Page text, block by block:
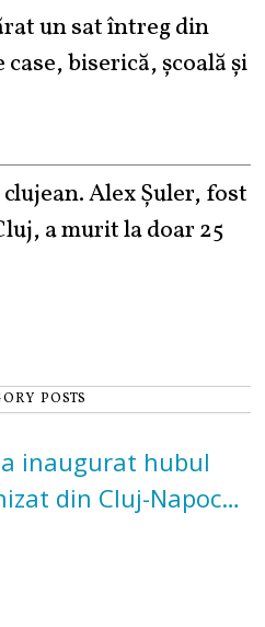
un sat întreg din
case, biserică, școală și
Alex Șuler, fost
a murit la doar 25
POSTS
a inaugurat hubul
din Cluj-Napoca.
de euro